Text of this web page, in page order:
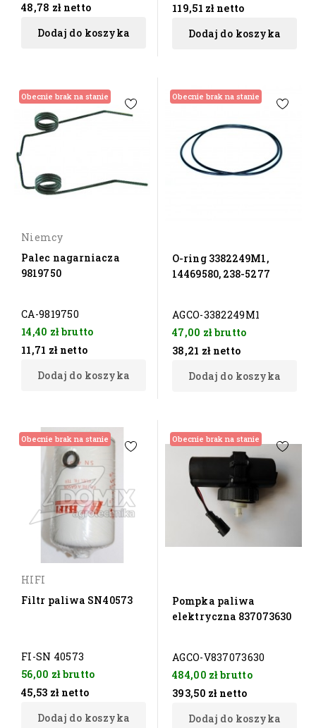
48,78 zł netto
Dodaj do koszyka
119,51 zł netto
Dodaj do koszyka
Obecnie brak na stanie
Niemcy
Palec nagarniacza
9819750
CA-9819750
14,40 złbrutto
11,71 zł netto
Dodaj do koszyka
Obecnie brak na stanie
O-ring 3382249M1,
14469580, 238-5277
AGCO-3382249M1
47,00 złbrutto
38,21 zł netto
Dodaj do koszyka
Obecnie brak na stanie
HIFI
Filtr paliwa SN40573
FI-SN 40573
56,00 złbrutto
45,53 zł netto
Dodaj do koszyka
Obecnie brak na stanie
Pompka paliwa
elektryczna 837073630
AGCO-V837073630
484,00 złbrutto
393,50 zł netto
Dodaj do koszyka